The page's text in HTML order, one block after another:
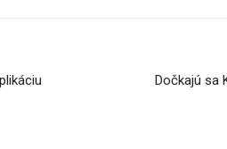
Dočkajú sa